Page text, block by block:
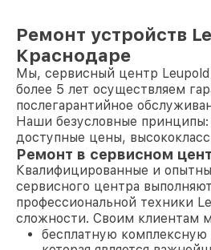
Ремонт устройств
Краснодаре
Мы, сервисный центр
более 5 лет осуществляем
послегарантийное
Наши безусловные принципы:
доступные цены,
Ремонт в сервисном
Квалифицированные и
сервисного центра
профессиональной техники
сложности. Своим клиентам
бесплатную комплексную